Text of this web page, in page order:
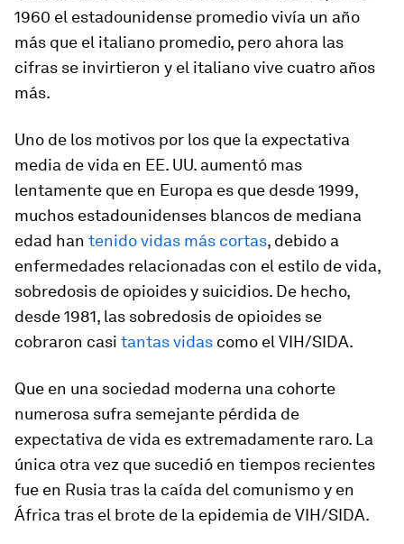
1960 el estadounidense promedio vivía un año
más que el italiano promedio, pero ahora las
cifras se invirtieron y el italiano vive cuatro años
más.
Uno de los motivos por los que la expectativa
media de vida en EE. UU. aumentó mas
lentamente que en Europa es que desde 1999,
muchos estadounidenses blancos de mediana
edad han tenido vidas más cortas, debido a
enfermedades relacionadas con el estilo de vida,
sobredosis de opioides y suicidios. De hecho,
desde 1981, las sobredosis de opioides se
cobraron casi tantas vidas como el VIH/SIDA.
Que en una sociedad moderna una cohorte
numerosa sufra semejante pérdida de
expectativa de vida es extremadamente raro. La
única otra vez que sucedió en tiempos recientes
fue en Rusia tras la caída del comunismo y en
África tras el brote de la epidemia de VIH/SIDA.